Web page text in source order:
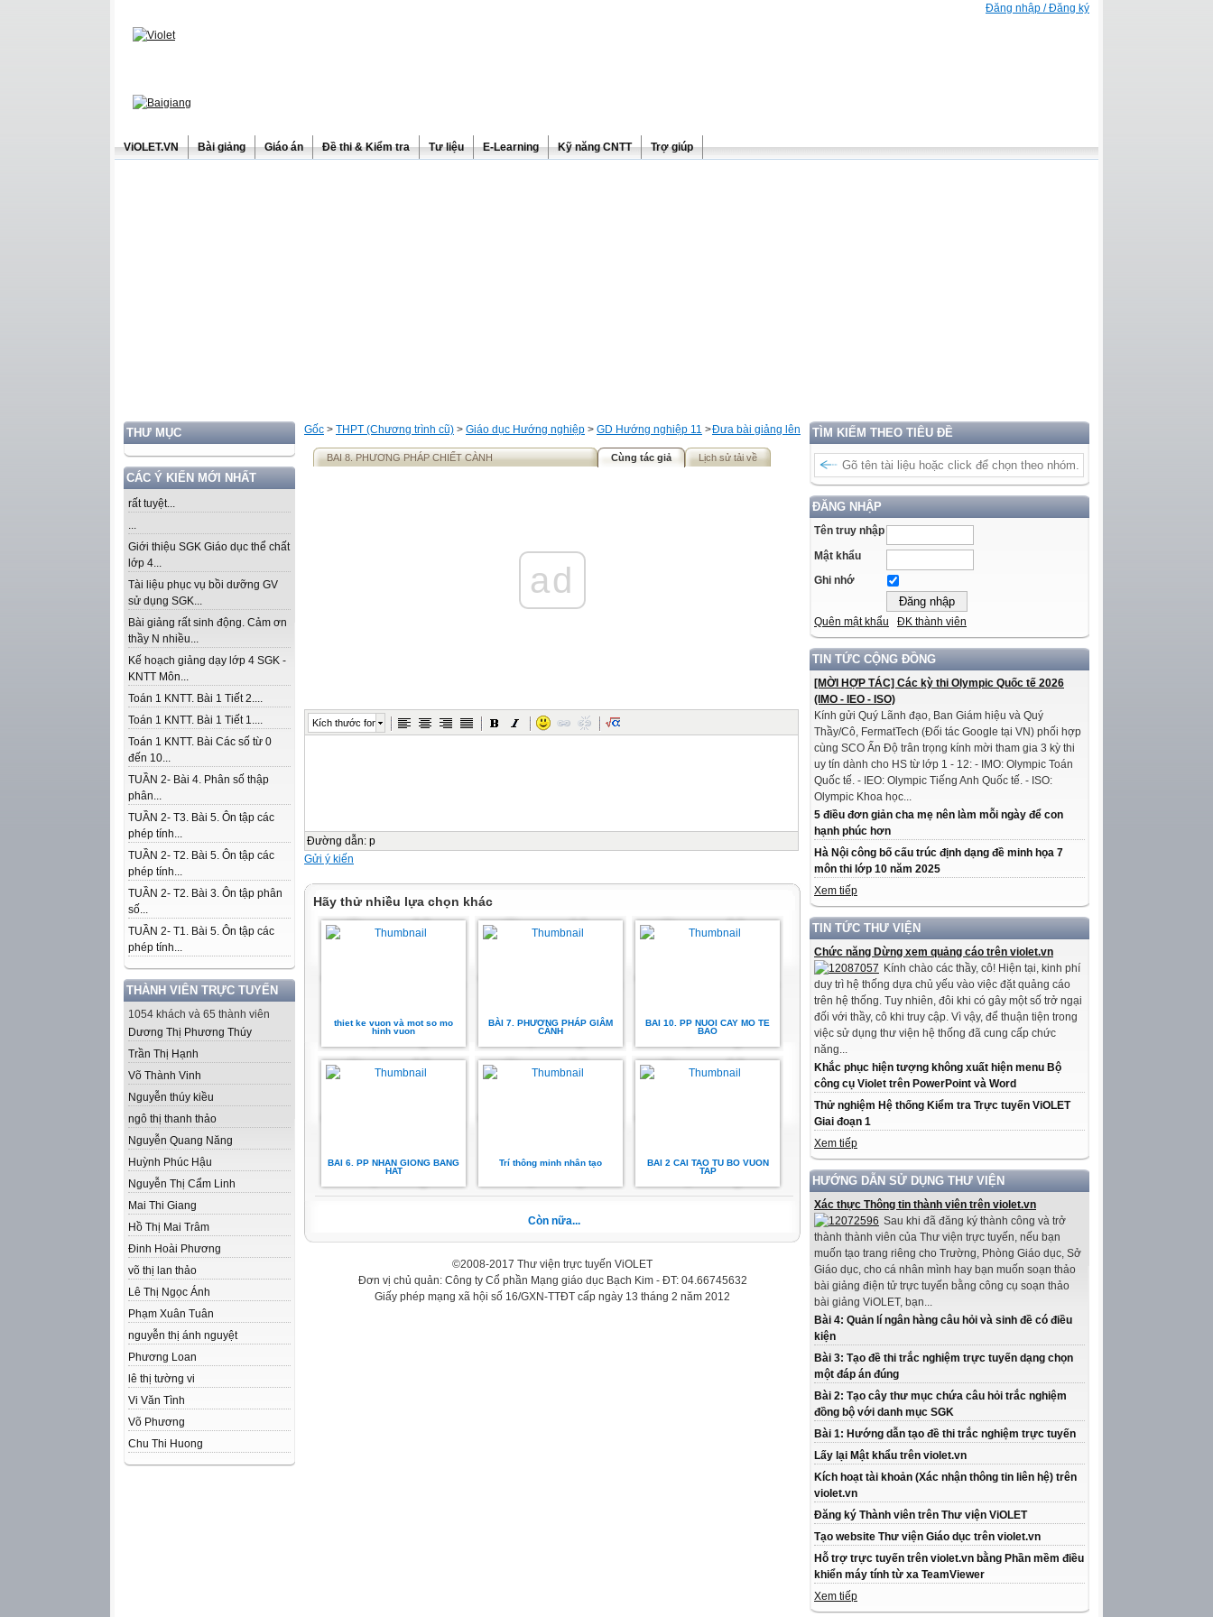
Đăng nhập / Đăng ký
ViOLET.VN Bài giảng Giáo án Đề thi & Kiểm tra Tư liệu E-Learning Kỹ năng CNTT Trợ giúp
THƯ MỤC
CÁC Ý KIẾN MỚI NHẤT
rất tuyệt...
...
Giới thiệu SGK Giáo dục thể chất
lớp 4...
Tài liệu phục vụ bồi dưỡng GV
sử dụng SGK...
Bài giảng rất sinh động. Cảm ơn
thầy N nhiều...
Kế hoạch giảng dạy lớp 4 SGK -
KNTT Môn...
Toán 1 KNTT. Bài 1 Tiết 2....
Toán 1 KNTT. Bài 1 Tiết 1....
Toán 1 KNTT. Bài Các số từ 0
đến 10...
TUẦN 2- Bài 4. Phân số thập
phân...
TUẦN 2- T3. Bài 5. Ôn tập các
phép tính...
TUẦN 2- T2. Bài 5. Ôn tập các
phép tính...
TUẦN 2- T2. Bài 3. Ôn tập phân
số...
TUẦN 2- T1. Bài 5. Ôn tập các
phép tính...
THÀNH VIÊN TRỰC TUYẾN
1054 khách và 65 thành viên
Dương Thị Phương Thúy
Trần Thị Hạnh
Võ Thành Vinh
Nguyễn thúy kiều
ngô thị thanh thảo
Nguyễn Quang Năng
Huỳnh Phúc Hậu
Nguyễn Thị Cẩm Linh
Mai Thi Giang
Hồ Thị Mai Trâm
Đinh Hoài Phương
võ thị lan thảo
Lê Thị Ngọc Ánh
Phạm Xuân Tuân
nguyễn thị ánh nguyệt
Phương Loan
lê thị tường vi
Vi Văn Tình
Võ Phương
Chu Thi Huong
TÌM KIẾM THEO TIÊU ĐỀ
ĐĂNG NHẬP
Tên truy nhập
Mật khẩu
Ghi nhớ
Quên mật khẩu ĐK thành viên
TIN TỨC CỘNG ĐỒNG
[MỜI HỢP TÁC] Các kỳ thi Olympic Quốc tế 2026
(IMO - IEO - ISO)
Kính gửi Quý Lãnh đạo, Ban Giám hiệu và Quý
Thầy/Cô, FermatTech (Đối tác Google tại VN) phối hợp
cùng SCO Ấn Độ trân trọng kính mời tham gia 3 kỳ thi
uy tín dành cho HS từ lớp 1 - 12: - IMO: Olympic Toán
Quốc tế. - IEO: Olympic Tiếng Anh Quốc tế. - ISO:
Olympic Khoa học...
5 điều đơn giản cha mẹ nên làm mỗi ngày để con
hạnh phúc hơn
Hà Nội công bố cấu trúc định dạng đề minh họa 7
môn thi lớp 10 năm 2025
Xem tiếp
TIN TỨC THƯ VIỆN
Chức năng Dừng xem quảng cáo trên violet.vn
Kính chào các thầy, cô! Hiện tại, kinh phí
duy trì hệ thống dựa chủ yếu vào việc đặt quảng cáo
trên hệ thống. Tuy nhiên, đôi khi có gây một số trở ngại
đối với thầy, cô khi truy cập. Vì vậy, để thuận tiện trong
việc sử dụng thư viện hệ thống đã cung cấp chức
năng...
Khắc phục hiện tượng không xuất hiện menu Bộ
công cụ Violet trên PowerPoint và Word
Thử nghiệm Hệ thống Kiểm tra Trực tuyến ViOLET
Giai đoạn 1
Xem tiếp
HƯỚNG DẪN SỬ DỤNG THƯ VIỆN
Xác thực Thông tin thành viên trên violet.vn
Sau khi đã đăng ký thành công và trở
thành thành viên của Thư viện trực tuyến, nếu bạn
muốn tạo trang riêng cho Trường, Phòng Giáo dục, Sở
Giáo dục, cho cá nhân mình hay bạn muốn soạn thảo
bài giảng điện tử trực tuyến bằng công cụ soạn thảo
bài giảng ViOLET, bạn...
Bài 4: Quản lí ngân hàng câu hỏi và sinh đề có điều
kiện
Bài 3: Tạo đề thi trắc nghiệm trực tuyến dạng chọn
một đáp án đúng
Bài 2: Tạo cây thư mục chứa câu hỏi trắc nghiệm
đồng bộ với danh mục SGK
Bài 1: Hướng dẫn tạo đề thi trắc nghiệm trực tuyến
Lấy lại Mật khẩu trên violet.vn
Kích hoạt tài khoản (Xác nhận thông tin liên hệ) trên
violet.vn
Đăng ký Thành viên trên Thư viện ViOLET
Tạo website Thư viện Giáo dục trên violet.vn
Hỗ trợ trực tuyến trên violet.vn bằng Phần mềm điều
khiển máy tính từ xa TeamViewer
Xem tiếp
Đưa bài giảng lên
Gốc > THPT (Chương trình cũ) > Giáo dục Hướng nghiệp > GD Hướng nghiệp 11 >
BAI 8. PHƯƠNG PHÁP CHIẾT CÀNH Cùng tác giả Lịch sử tải về
ad
Kích thước font
Đường dẫn: p
Gửi ý kiến
Hãy thử nhiều lựa chọn khác
thiet ke vuon và mot so mo
hinh vuon
BÀI 7. PHƯƠNG PHÁP GIÂM
CÀNH
BAI 10. PP NUOI CAY MO TE
BAO
BAI 6. PP NHAN GIONG BANG
HAT
Trí thông minh nhân tạo
BAI 2 CAI TAO TU BO VUON
TAP
Còn nữa...
©2008-2017 Thư viện trực tuyến ViOLET
Đơn vị chủ quản: Công ty Cổ phần Mạng giáo dục Bạch Kim - ĐT: 04.66745632
Giấy phép mạng xã hội số 16/GXN-TTĐT cấp ngày 13 tháng 2 năm 2012